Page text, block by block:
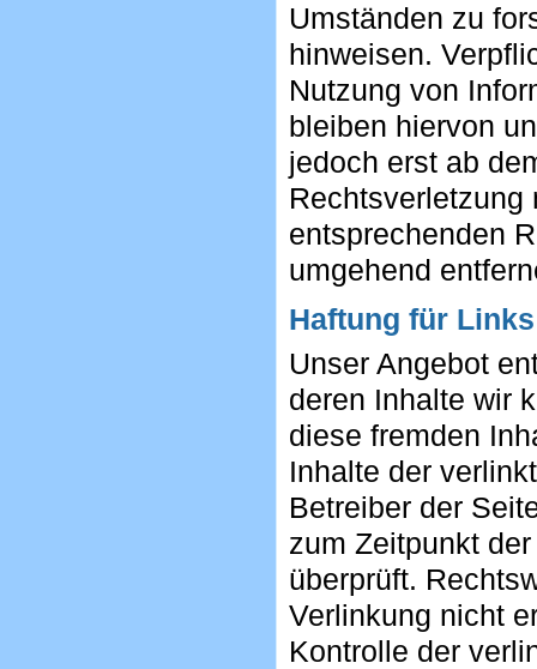
Umständen zu
hinweisen.
Nutzung von
bleiben hiervon
jedoch erst ab
Rechtsverletzung
entsprechenden
umgehend
Haftung für Links
Unser Angebot
deren Inhalte wir
diese fremden
Inhalte der
Betreiber der
zum Zeitpunkt
überprüft.
Verlinkung nicht
Kontrolle der